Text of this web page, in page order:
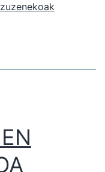
zuzenekoak